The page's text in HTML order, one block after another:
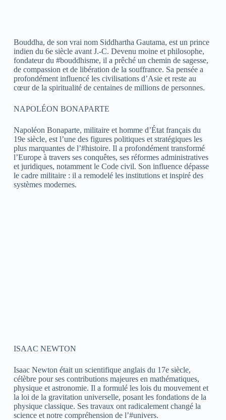
Bouddha, de son vrai nom Siddhartha Gautama, est un prince
indien du 6e siècle avant J.-C. Devenu moine et philosophe,
fondateur du #bouddhisme, il a prêché un chemin de sagesse,
de compassion et de libération de la souffrance. Sa pensée a
profondément influencé les civilisations d’Asie et reste au
cœur de la spiritualité de centaines de millions de personnes.
NAPOLÉON BONAPARTE
Napoléon Bonaparte, militaire et homme d’État français du
19e siècle, est l’une des figures politiques et stratégiques les
plus marquantes de l’#histoire. Il a profondément transformé
l’Europe à travers ses conquêtes, ses réformes administratives
et juridiques, notamment le Code civil. Son influence dépasse
le cadre militaire : il a remodelé les institutions et inspiré des
systèmes modernes.
ISAAC NEWTON
Isaac Newton était un scientifique anglais du 17e siècle,
célèbre pour ses contributions majeures en mathématiques,
physique et astronomie. Il a formulé les lois du mouvement et
la loi de la gravitation universelle, posant les fondations de la
physique classique. Ses travaux ont radicalement changé la
science et notre compréhension de l’#univers.